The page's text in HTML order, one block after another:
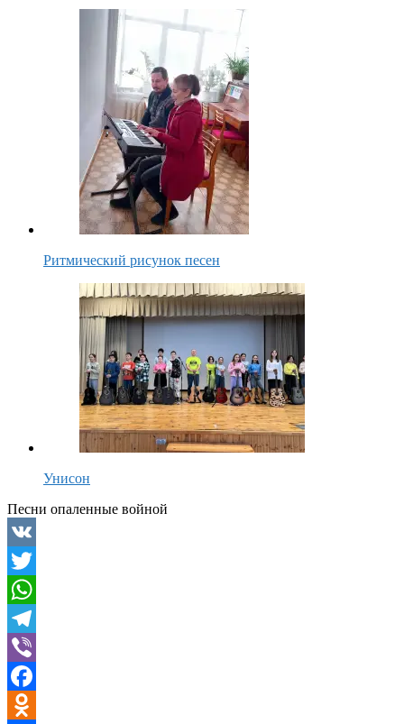
Ритмический рисунок песен
Унисон
Песни опаленные войной
VK
Twitter
WhatsApp
Telegram
Viber
Facebook